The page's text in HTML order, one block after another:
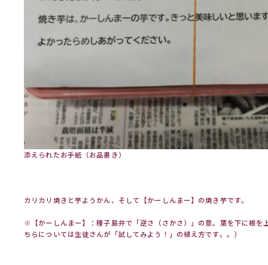
添えられたお手紙（お品書き）
カリカリ焼きと芋ようかん、そして【かーしんまー】の焼き芋です。
※【かーしんまー】：種子島弁で「逆さ（さかさ）」の意。葉を下に根を
ちらについては生徒さんが「試してみよう！」の植え方です。。）